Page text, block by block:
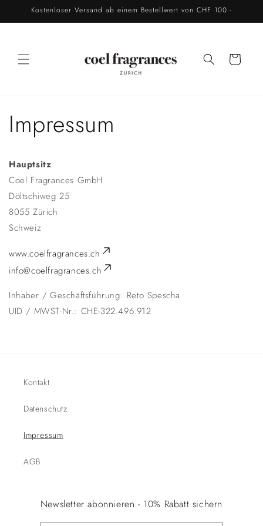
zum
Inhalt
Kostenloser Versand ab einem Bestellwert von CHF 100.-
Warenkorb
Impressum
Hauptsitz
Coel Fragrances GmbH
Döltschiweg 25
8055 Zürich
Schweiz
www.coelfragrances.ch
info@coelfragrances.ch
Inhaber / Geschäftsführung: Reto Spescha
UID / MWST-Nr.: CHE-322.496.912
Kontakt
Datenschutz
Impressum
AGB
Newsletter abonnieren - 10% Rabatt sichern